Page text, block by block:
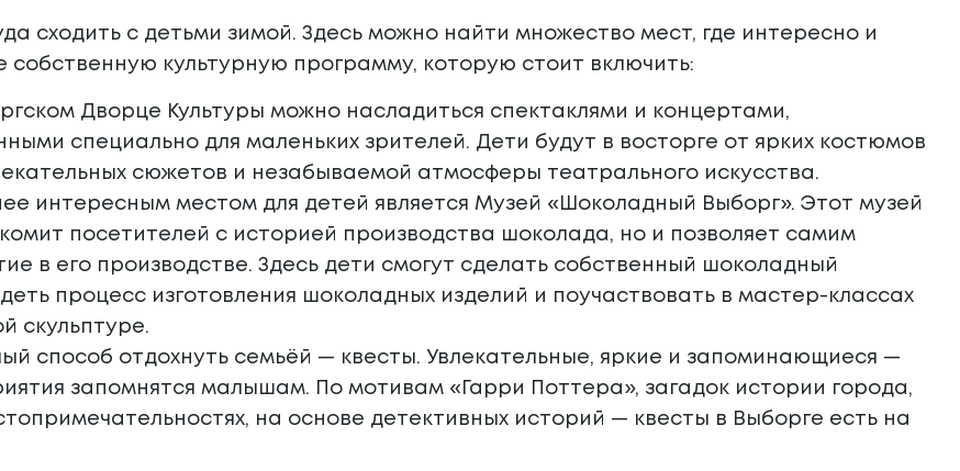
сходить с детьми зимой. Здесь можно найти множество мест, где интересно и
собственную культурную программу, которую стоит включить:
Дворце Культуры можно насладиться спектаклями и концертами,
специально для маленьких зрителей. Дети будут в восторге от ярких костюмов
сюжетов и незабываемой атмосферы театрального искусства.
интересным местом для детей является Музей «Шоколадный Выборг». Этот музей
посетителей с историей производства шоколада, но и позволяет самим
в его производстве. Здесь дети смогут сделать собственный шоколадный
процесс изготовления шоколадных изделий и поучаствовать в мастер-классах
скульптуре.
способ отдохнуть семьёй — квесты. Увлекательные, яркие и запоминающиеся —
запомнятся малышам. По мотивам «Гарри Поттера», загадок истории города,
на основе детективных историй — квесты в Выборге есть на